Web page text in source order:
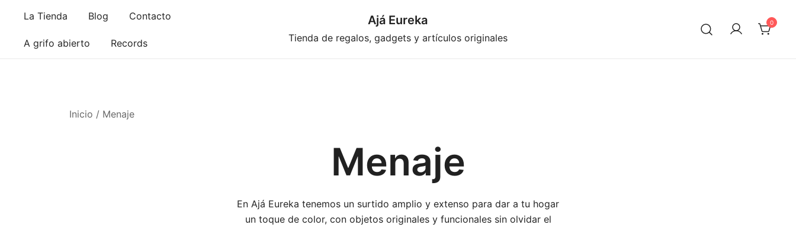
contenido
La Tienda Blog Contacto
A grifo abierto Records
Ajá Eureka
Tienda de regalos, gadgets y artículos originales
0
Inicio / Menaje
Menaje
En Ajá Eureka tenemos un surtido amplio y extenso para dar a tu hogar
un toque de color, con objetos originales y funcionales sin olvidar el